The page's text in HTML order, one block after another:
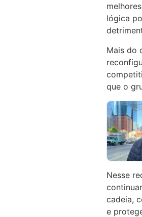
lógica
Mais do
que o
Nesse
cadeia,
e